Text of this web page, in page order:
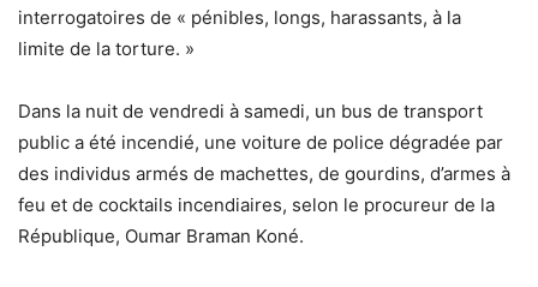
interrogatoires de « pénibles, longs, harassants, à la
limite de la torture. »
Dans la nuit de vendredi à samedi, un bus de transport
public a été incendié, une voiture de police dégradée par
des individus armés de machettes, de gourdins, d’armes à
feu et de cocktails incendiaires, selon le procureur de la
République, Oumar Braman Koné.